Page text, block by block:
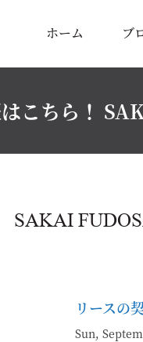
ホーム ブ
こちら！
SAKAI
リースの
Sun,